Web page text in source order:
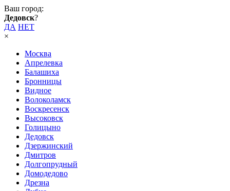
Ваш город:
Дедовск?
ДА НЕТ
×
Москва
Апрелевка
Балашиха
Бронницы
Видное
Волоколамск
Воскресенск
Высоковск
Голицыно
Дедовск
Дзержинский
Дмитров
Долгопрудный
Домодедово
Дрезна